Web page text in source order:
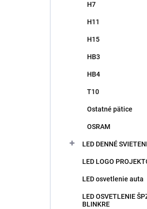
H7
H11
H15
HB3
HB4
T10
Ostatné pätice
OSRAM
LED DENNÉ
LED LOGO
LED osvetlenie auta
LED OSVETLENIE
BLINKRE